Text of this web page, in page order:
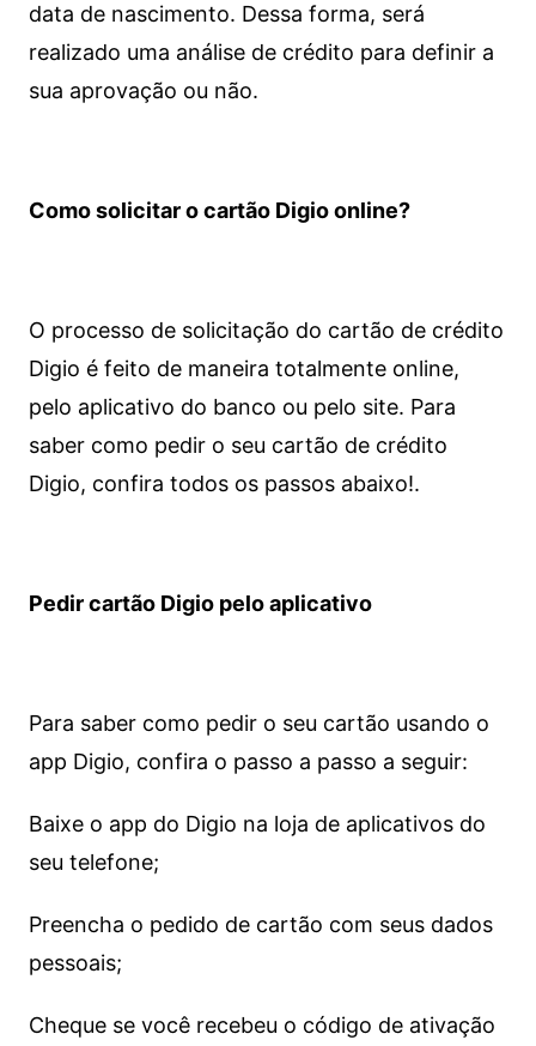
data de nascimento. Dessa forma, será
realizado uma análise de crédito para definir a
sua aprovação ou não.
Como solicitar o cartão Digio online?
O processo de solicitação do cartão de crédito
Digio é feito de maneira totalmente online,
pelo aplicativo do banco ou pelo site. Para
saber como pedir o seu cartão de crédito
Digio, confira todos os passos abaixo!.
Pedir cartão Digio pelo aplicativo
Para saber como pedir o seu cartão usando o
app Digio, confira o passo a passo a seguir:
Baixe o app do Digio na loja de aplicativos do
seu telefone;
Preencha o pedido de cartão com seus dados
pessoais;
Cheque se você recebeu o código de ativação